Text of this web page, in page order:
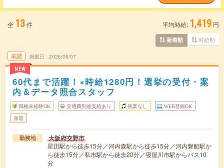
全 13件 平均時給: 1,419 円
新着順 時給順
未読
NEW
掲載日 2026/08/07
60代まで活躍！×時給1280円！選挙の受付・案
内＆データ照合スタッフ
職種未経験OK 交通費別途支給あり 残業なし WEB登録OK
派遣
勤務地 大阪府交野市
星田駅から徒歩15分／河内森駅から徒歩15分／河内磐船駅か
ら徒歩15分／私市駅から徒歩20分／寝屋川市駅からバス10
分